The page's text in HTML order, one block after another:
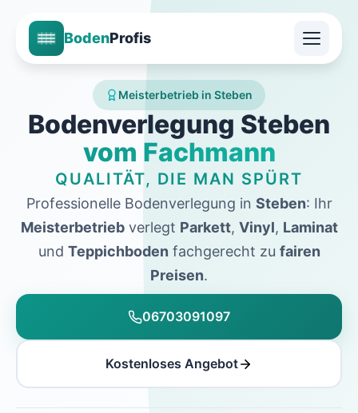
BodenProfis
Meisterbetrieb in Steben
Bodenverlegung Steben
vom Fachmann
QUALITÄT, DIE MAN SPÜRT
Professionelle Bodenverlegung in Steben: Ihr
Meisterbetriebverlegt Parkett, Vinyl, Laminat
und Teppichboden fachgerecht zu fairen
Preisen.
06703091097
Kostenloses Angebot